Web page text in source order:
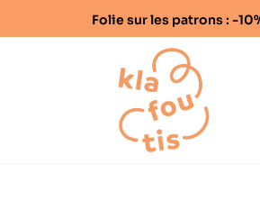
Folie sur les patrons : -
Home